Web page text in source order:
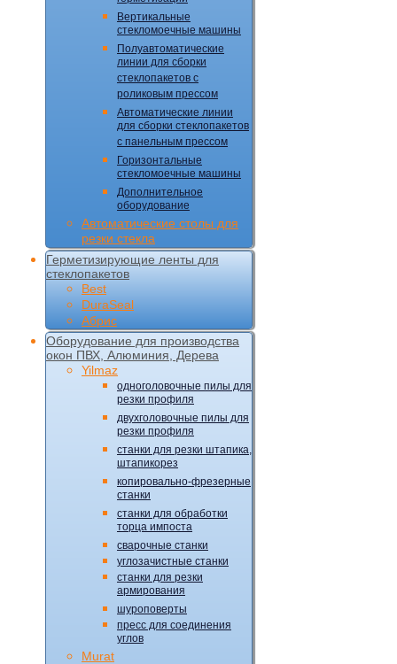
Вертикальные
стекломоечные машины
Полуавтоматические
линии для сборки
стеклопакетов с
роликовым прессом
Автоматические линии
для сборки стеклопакетов
с панельным прессом
Горизонтальные
стекломоечные машины
Дополнительное
оборудование
Автоматические столы для
резки стекла
Герметизирующие ленты для
стеклопакетов
Best
DuraSeal
Абрис
Оборудование для производства
окон ПВХ, Алюминия, Дерева
Yilmaz
одноголовочные пилы для
резки профиля
двухголовочные пилы для
резки профиля
станки для резки штапика,
штапикорез
копировально-фрезерные
станки
станки для обработки
торца импоста
сварочные станки
углозачистные станки
станки для резки
армирования
шуроповерты
пресс для соединения
углов
Murat